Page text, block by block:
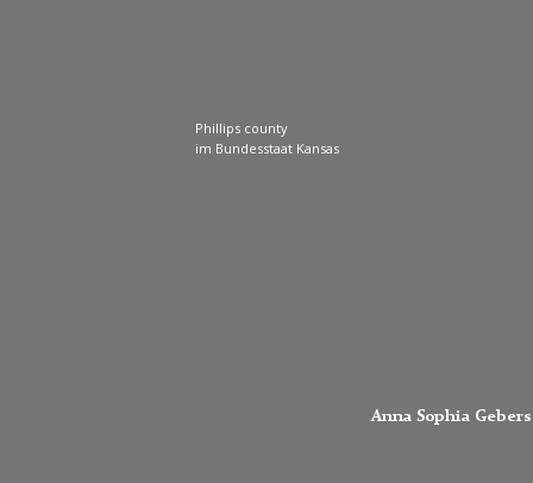
Anna Sophia Gebers
Phillips county
im Bundesstaat Kansas